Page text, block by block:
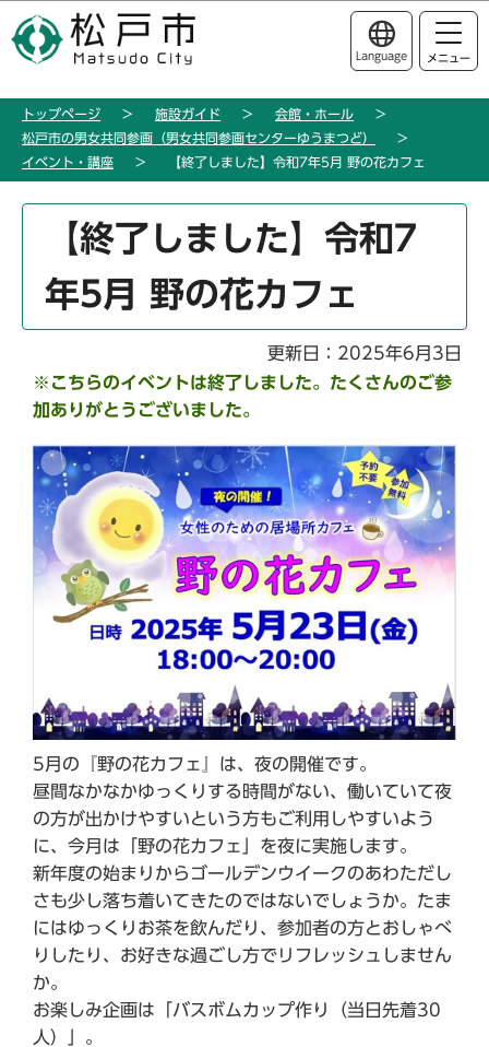
の
ー
このページの本文へ移動
Language メニュー
トップページ 施設ガイド
会館・ホール
松戸市の男女共同参画（男女共同参画センターゆうまつど）
イベント・講座
【終了しました】令和7年5月 野の花カフェ
か
【終了しました】令和7
年5月 野の花カフェ
更新日：2025年6月3日
※こちらのイベントは終了しました。たくさんのご参
加ありがとうございました。
5月の『野の花カフェ』は、夜の開催です。
昼間なかなかゆっくりする時間がない、働いていて夜
の方が出かけやすいという方もご利用しやすいよう
に、今月は「野の花カフェ」を夜に実施します。
新年度の始まりからゴールデンウイークのあわただし
さも少し落ち着いてきたのではないでしょうか。たま
にはゆっくりお茶を飲んだり、参加者の方とおしゃべ
りしたり、お好きな過ごし方でリフレッシュしません
か。
お楽しみ企画は「バスボムカップ作り（当日先着30
人）」。